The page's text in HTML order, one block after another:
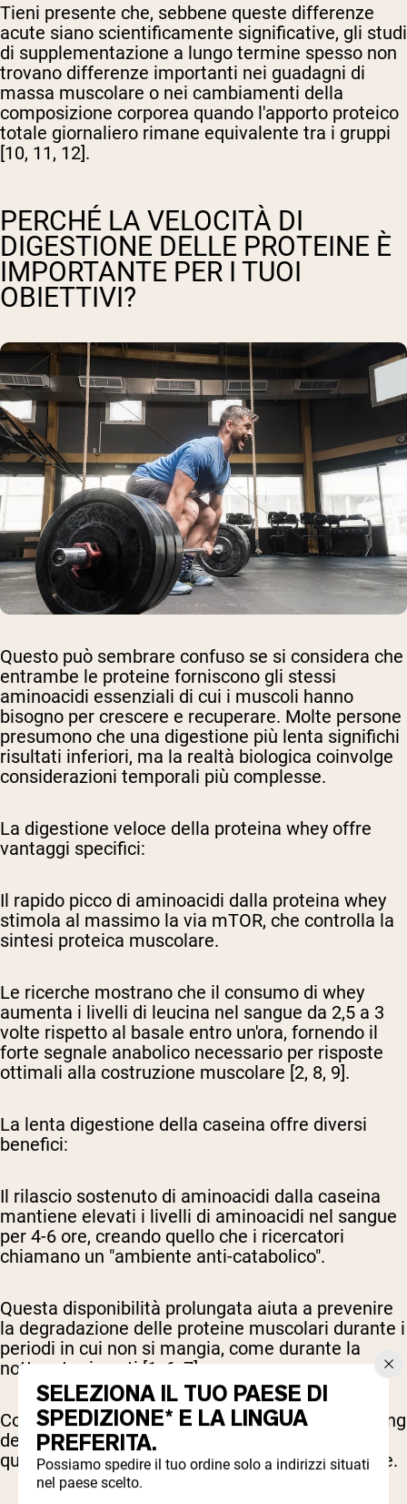
Tieni presente che, sebbene queste differenze
acute siano scientificamente significative, gli studi
di supplementazione a lungo termine spesso non
trovano differenze importanti nei guadagni di
massa muscolare o nei cambiamenti della
composizione corporea quando l'apporto proteico
totale giornaliero rimane equivalente tra i gruppi
[10, 11, 12].
PERCHÉ LA VELOCITÀ DI
DIGESTIONE DELLE PROTEINE È
IMPORTANTE PER I TUOI
OBIETTIVI?
Questo può sembrare confuso se si considera che
entrambe le proteine forniscono gli stessi
aminoacidi essenziali di cui i muscoli hanno
bisogno per crescere e recuperare. Molte persone
presumono che una digestione più lenta significhi
risultati inferiori, ma la realtà biologica coinvolge
considerazioni temporali più complesse.
La digestione veloce della proteina whey offre
vantaggi specifici:
Il rapido picco di aminoacidi dalla proteina whey
stimola al massimo la via mTOR, che controlla la
sintesi proteica muscolare.
Le ricerche mostrano che il consumo di whey
aumenta i livelli di leucina nel sangue da 2,5 a 3
volte rispetto al basale entro un'ora, fornendo il
forte segnale anabolico necessario per risposte
ottimali alla costruzione muscolare [2, 8, 9].
La lenta digestione della caseina offre diversi
benefici:
Il rilascio sostenuto di aminoacidi dalla caseina
mantiene elevati i livelli di aminoacidi nel sangue
per 4-6 ore, creando quello che i ricercatori
chiamano un "ambiente anti-catabolico".
Questa disponibilità prolungata aiuta a prevenire
la degradazione delle proteine muscolari durante i
periodi in cui non si mangia, come durante la
notte o tra i pasti [1, 6, 7].
Cosa significa questo per la tua strategia di timing
delle proteine?La scelta ottimale dipende da
quando consumi la proteina e cosa vuoi ottenere.
SELEZIONA IL TUO PAESE DI
SPEDIZIONE* E LA LINGUA
PREFERITA.
Possiamo spedire il tuo ordine solo a indirizzi situati
nel paese scelto.